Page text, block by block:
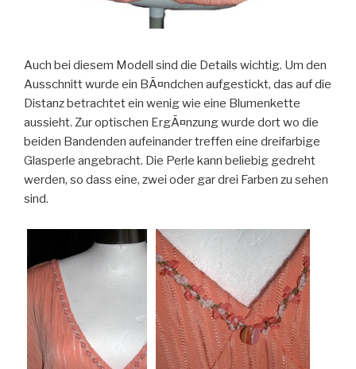
Auch bei diesem Modell sind die Details wichtig. Um den
Ausschnitt wurde ein BÃ¤ndchen aufgestickt, das auf die
Distanz betrachtet ein wenig wie eine Blumenkette
aussieht. Zur optischen ErgÃ¤nzung wurde dort wo die
beiden Bandenden aufeinander treffen eine dreifarbige
Glasperle angebracht. Die Perle kann beliebig gedreht
werden, so dass eine, zwei oder gar drei Farben zu sehen
sind.